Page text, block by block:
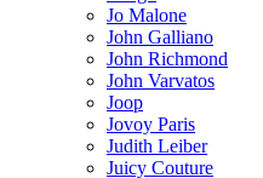
Jo Malone
John Galliano
John Richmond
John Varvatos
Joop
Jovoy Paris
Judith Leiber
Juicy Couture